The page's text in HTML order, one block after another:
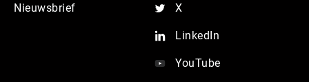
Nieuwsbrief X
LinkedIn
YouTube